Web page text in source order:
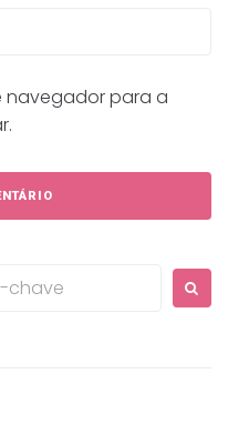
navegador para a